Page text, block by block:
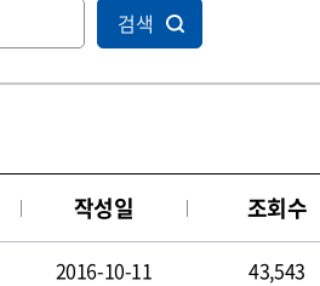
검색
작성일 조회수
2016-10-11
43,543